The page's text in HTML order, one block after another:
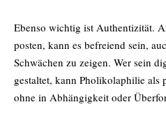
Ebenso wichtig ist Authentizität.
posten, kann es befreiend sein,
Schwächen zu zeigen. Wer sein
gestaltet, kann Pholikolaphilie als
ohne in Abhängigkeit oder